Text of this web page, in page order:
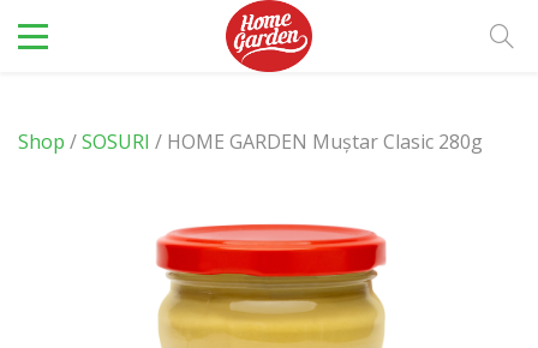
Shop /SOSURI / HOME GARDEN Muștar Clasic 280g